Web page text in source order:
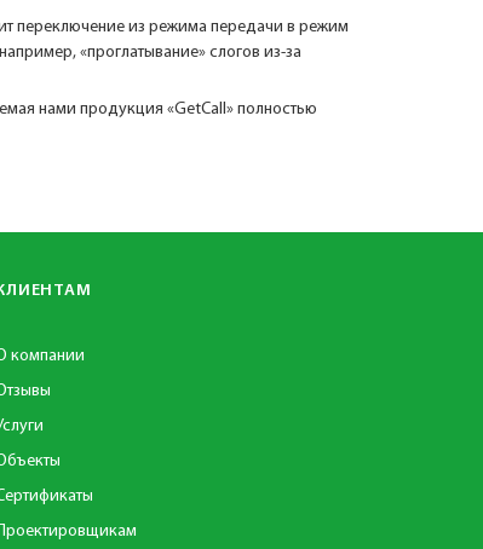
переключение из режима передачи в режим
«проглатывание» слогов из-за
нами продукция «GetCall» полностью
компании